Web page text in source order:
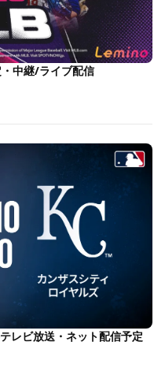
中継/ライブ配信
レビ放送・ネット配信予定